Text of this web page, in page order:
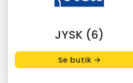
JYSK (6)
Se butik →